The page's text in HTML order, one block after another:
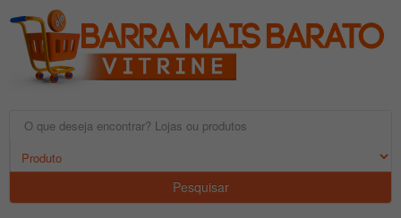
Pesquisar